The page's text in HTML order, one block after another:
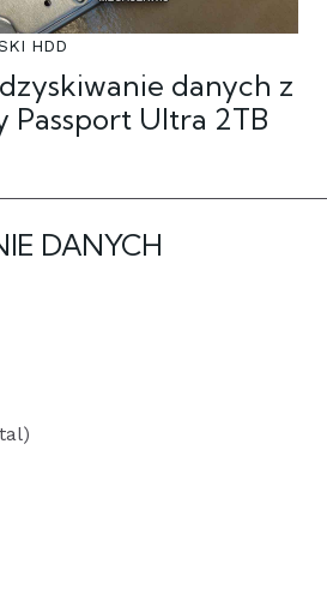
HDD
danych z
Passport Ultra 2TB
DANYCH